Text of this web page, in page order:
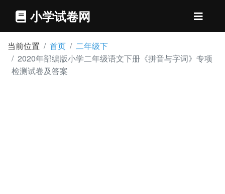
小学试卷网
当前位置 首页
二年级下
2020年部编版小学二年级语文下册《拼音与字词》专项
检测试卷及答案